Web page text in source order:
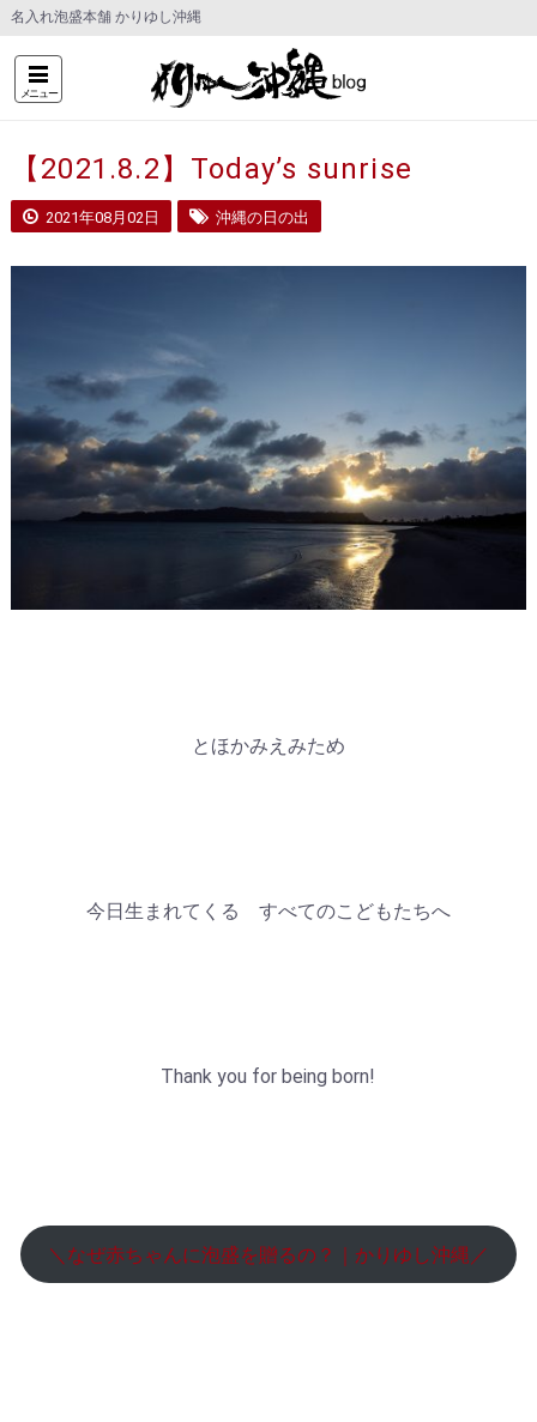
名入れ泡盛本舗 かりゆし沖縄
メニュー
【2021.8.2】Today’s sunrise
2021年08月02日 沖縄の日の出
とほかみえみため
今日生まれてくる すべてのこどもたちへ
Thank you for being born!
＼なぜ赤ちゃんに泡盛を贈るの？｜かりゆし沖縄／